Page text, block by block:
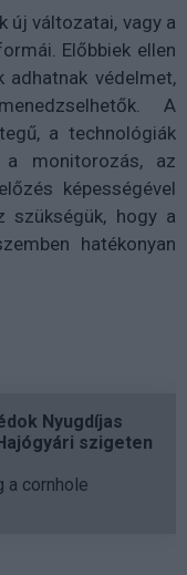
új változatai, vagy a
Előbbiek ellen
adhatnak védelmet,
A
a technológiák
monitorozás, az
képességével
szükségük, hogy a
hatékonyan
Nyugdíjas
szigeten
a cornhole